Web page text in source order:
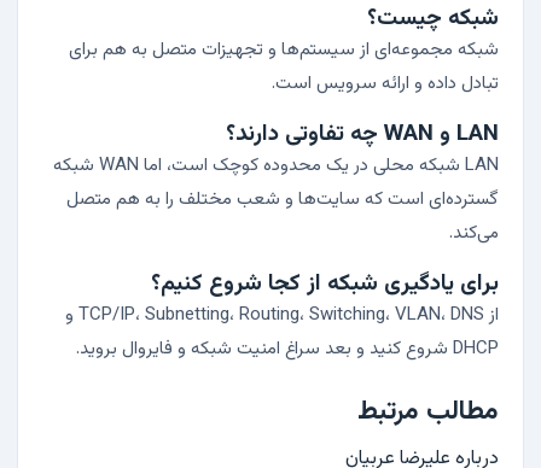
شبکه چیست؟
شبکه مجموعه‌ای از سیستم‌ها و تجهیزات متصل به هم برای
تبادل داده و ارائه سرویس است.
LAN و WAN چه تفاوتی دارند؟
LAN شبکه محلی در یک محدوده کوچک است، اما WAN شبکه
گسترده‌ای است که سایت‌ها و شعب مختلف را به هم متصل
می‌کند.
برای یادگیری شبکه از کجا شروع کنیم؟
از TCP/IP، Subnetting، Routing، Switching، VLAN، DNS و
DHCP شروع کنید و بعد سراغ امنیت شبکه و فایروال بروید.
مطالب مرتبط
درباره علیرضا عربیان